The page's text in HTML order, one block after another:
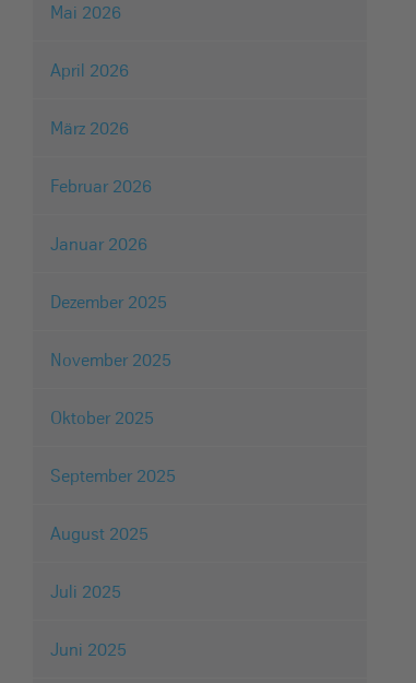
Mai 2026
April 2026
März 2026
Februar 2026
Januar 2026
Dezember 2025
November 2025
Oktober 2025
September 2025
August 2025
Juli 2025
Juni 2025